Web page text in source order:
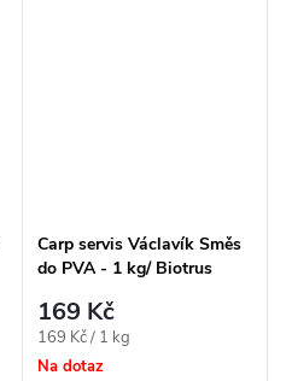
Carp servis Václavík Směs
do PVA - 1 kg/ Biotrus
169 Kč
Měrná
cena:
169 Kč / 1 kg
Na dotaz